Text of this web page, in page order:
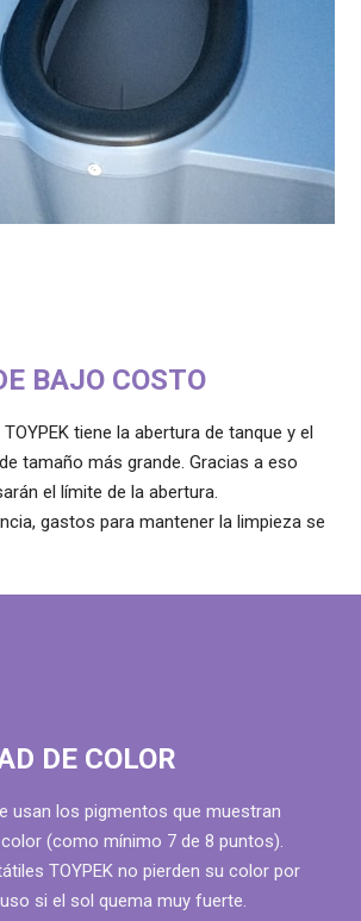
BAJO COSTO
tiene la abertura de tanque y el
tamaño más grande. Gracias a eso
el límite de la abertura.
gastos para mantener la limpieza se
DE COLOR
usan los pigmentos que muestran
(como mínimo 7 de 8 puntos).
TOYPEK no pierden su color por
si el sol quema muy fuerte.